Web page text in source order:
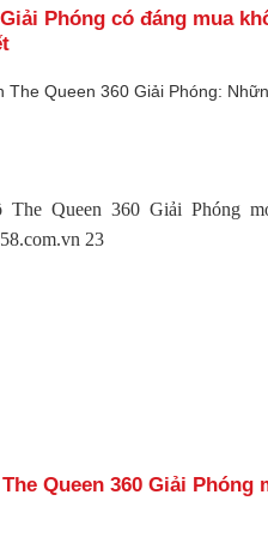
Phóng có đáng mua
The Queen 360 Giải Phóng:
Queen 360 Giải Phóng